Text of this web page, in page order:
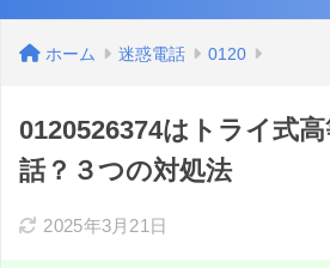
ホーム 迷惑電話 0120
0120526374はトライ式
話？３つの対処法
2025年3月21日